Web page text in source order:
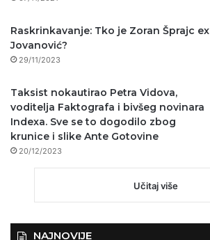
Raskrinkavanje: Tko je Zoran Šprajc ex
Jovanović?
29/11/2023
Taksist nokautirao Petra Vidova,
voditelja Faktografa i bivšeg novinara
Indexa. Sve se to dogodilo zbog
krunice i slike Ante Gotovine
20/12/2023
Učitaj više
NAJNOVIJE